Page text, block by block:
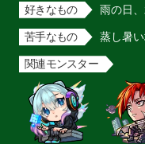
好きなもの 雨の日
苦手なもの 蒸し暑
関連モンスター